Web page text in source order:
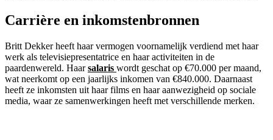
Carrière en inkomstenbronnen
Britt Dekker heeft haar vermogen voornamelijk verdiend met haar
werk als televisiepresentatrice en haar activiteiten in de
paardenwereld. Haarsalaris wordt geschat op €70.000 per maand,
wat neerkomt op een jaarlijks inkomen van €840.000. Daarnaast
heeft ze inkomsten uit haar films en haar aanwezigheid op sociale
media, waar ze samenwerkingen heeft met verschillende merken.